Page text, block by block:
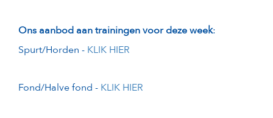
Ons aanbod aan trainingen voor deze week:
Spurt/Horden - KLIK HIER
Fond/Halve fond - KLIK HIER